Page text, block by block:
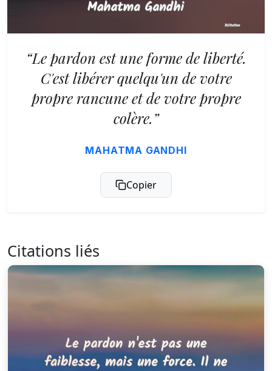
“Le pardon est une forme de liberté.
C'est libérer quelqu'un de votre
propre rancune et de votre propre
colère.”
MAHATMA GANDHI
Copier
Citations liés